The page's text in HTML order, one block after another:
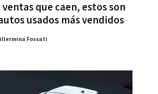
ventas que caen, estos son
usados más vendidos
Fossati